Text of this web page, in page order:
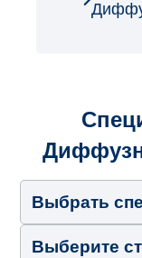
Выбрать
Выберите страну